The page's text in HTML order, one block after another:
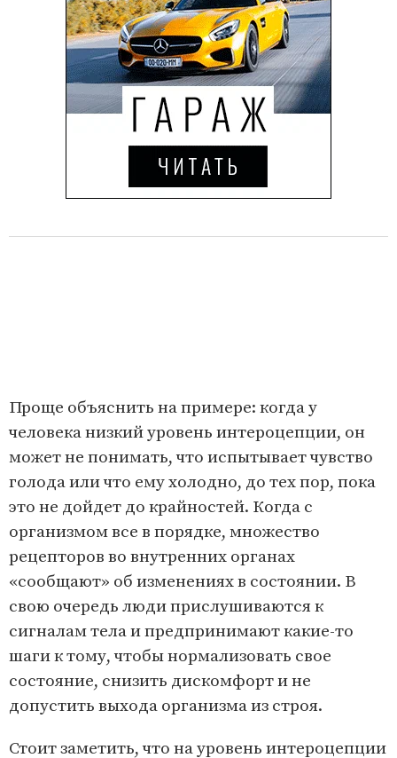
Проще объяснить на примере: когда у
человека низкий уровень интероцепции, он
может не понимать, что испытывает чувство
голода или что ему холодно, до тех пор, пока
это не дойдет до крайностей. Когда с
организмом все в порядке, множество
рецепторов во внутренних органах
«сообщают» об изменениях в состоянии. В
свою очередь люди прислушиваются к
сигналам тела и предпринимают какие-то
шаги к тому, чтобы нормализовать свое
состояние, снизить дискомфорт и не
допустить выхода организма из строя.
Стоит заметить, что на уровень интероцепции